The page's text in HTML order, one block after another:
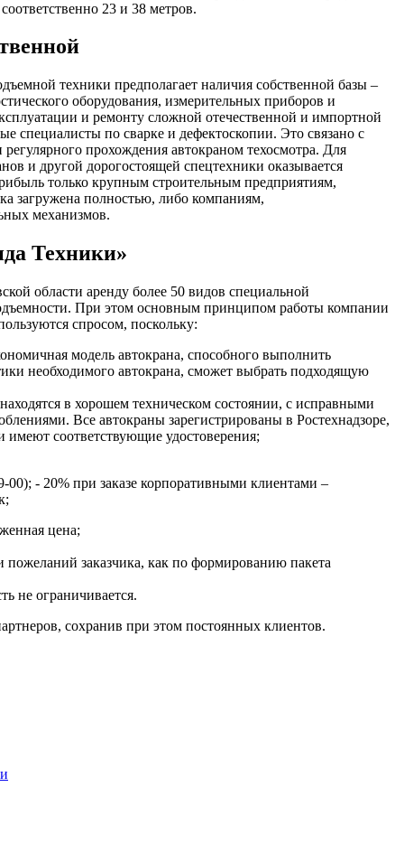
23 и 38 метров.
техники предполагает наличия собственной базы –
оборудования, измерительных приборов и
и ремонту сложной отечественной и импортной
специалисты по сварке и дефектоскопии. Это связано с
прохождения автокраном техосмотра. Для
и другой дорогостоящей спецтехники оказывается
только крупным строительным предприятиям,
загружена полностью, либо компаниям,
механизмов.
Техники»
области аренду более 50 видов специальной
При этом основным принципом работы компании
спросом, поскольку:
модель автокрана, способного выполнить
необходимого автокрана, сможет выбрать подходящую
в хорошем техническом состоянии, с исправными
Все автокраны зарегистрированы в Ростехнадзоре,
имеют соответствующие удостоверения;
00); - 20% при заказе корпоративными клиентами –
цена;
пожеланий заказчика, как по формированию пакета
не ограничивается.
сохранив при этом постоянных клиентов.